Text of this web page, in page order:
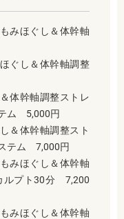
みほぐし＆体幹軸
ぐし＆体幹軸調整
体幹軸調整ストレ
ム 5,000円
＆体幹軸調整スト
テム 7,000円
みほぐし＆体幹軸
ルプト30分 7,200
みほぐし＆体幹軸